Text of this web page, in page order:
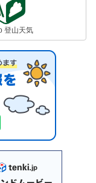
登山天気